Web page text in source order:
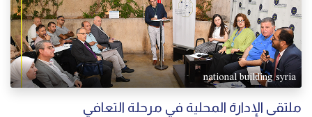
national building syria
ملتقى الإدارة المحلية في مرحلة التعافي